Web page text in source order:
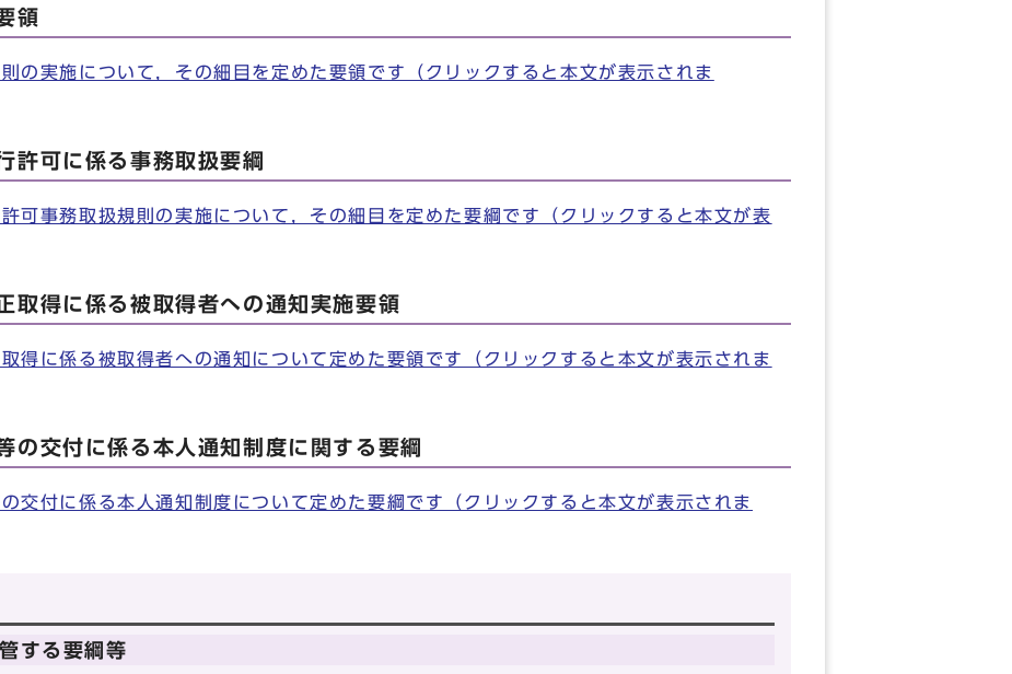
領
の実施について，その細目を定めた要領です（クリックすると本文が表示されま
許可に係る事務取扱要綱
可事務取扱規則の実施について，その細目を定めた要綱です（クリックすると本文が表
取得に係る被取得者への通知実施要領
得に係る被取得者への通知について定めた要領です（クリックすると本文が表示されま
の交付に係る本人通知制度に関する要綱
交付に係る本人通知制度について定めた要綱です（クリックすると本文が表示されま
する要綱等